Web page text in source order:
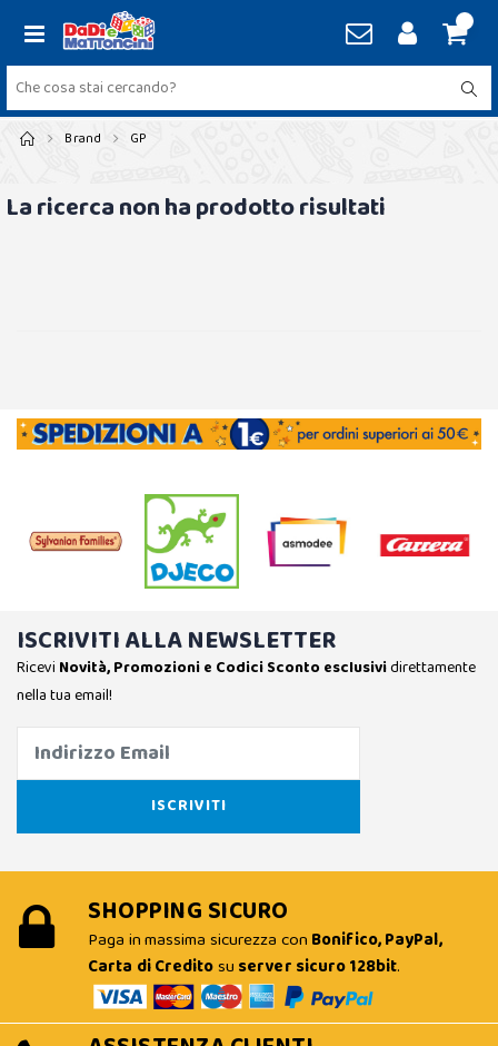
Brand GP
La ricerca non ha prodotto risultati
ISCRIVITI ALLA NEWSLETTER
Ricevi Novità, Promozioni e Codici Sconto esclusividirettamente
nella tua email!
SHOPPING SICURO
Paga in massima sicurezza con Bonifico, PayPal,
Carta di Creditosu server sicuro 128bit.